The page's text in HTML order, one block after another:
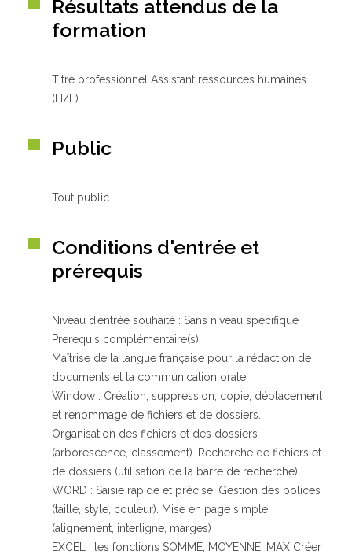
Résultats attendus de la
formation
Titre professionnel Assistant ressources humaines
(H/F)
Public
Tout public
Conditions d'entrée et
prérequis
Niveau d’entrée souhaité : Sans niveau spécifique
Prerequis complémentaire(s) :
Maîtrise de la langue française pour la rédaction de
documents et la communication orale.
Window : Création, suppression, copie, déplacement
et renommage de fichiers et de dossiers.
Organisation des fichiers et des dossiers
(arborescence, classement). Recherche de fichiers et
de dossiers (utilisation de la barre de recherche).
WORD : Saisie rapide et précise. Gestion des polices
(taille, style, couleur). Mise en page simple
(alignement, interligne, marges)
EXCEL : les fonctions SOMME, MOYENNE, MAX Créer